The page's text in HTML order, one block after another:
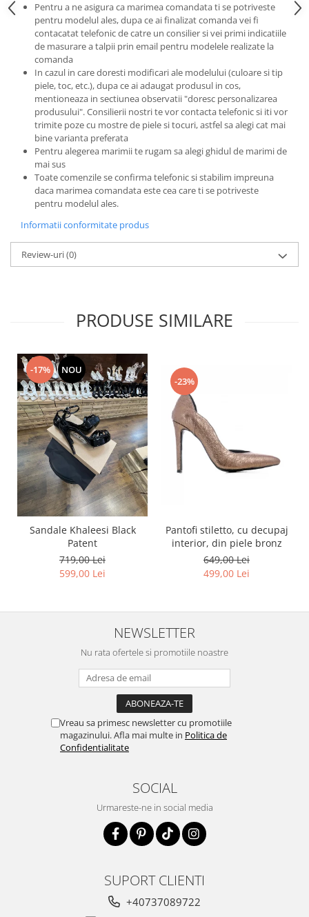
Pentru a ne asigura ca marimea comandata ti se potriveste
pentru modelul ales, dupa ce ai finalizat comanda vei fi
contacatat telefonic de catre un consilier si vei primi indicatiile
de masurare a talpii prin email pentru modelele realizate la
comanda
In cazul in care doresti modificari ale modelului (culoare si tip
piele, toc, etc.), dupa ce ai adaugat produsul in cos,
mentioneaza in sectiunea observatii "doresc personalizarea
produsului". Consilierii nostri te vor contacta telefonic si iti vor
trimite poze cu mostre de piele si tocuri, astfel sa alegi cat mai
bine varianta preferata
Pentru alegerea marimii te rugam sa alegi ghidul de marimi de
mai sus
Toate comenzile se confirma telefonic si stabilim impreuna
daca marimea comandata este cea care ti se potriveste
pentru modelul ales.
Informatii conformitate produs
Review-uri(0)
PRODUSE SIMILARE
-17% NOU
Sandale Khaleesi Black
Patent
719,00 Lei
599,00 Lei
-23%
Pantofi stiletto, cu decupaj
interior, din piele bronz
649,00 Lei
499,00 Lei
NEWSLETTER
Nu rata ofertele si promotiile noastre
Vreau sa primesc newsletter cu promotiile
magazinului. Afla mai multe in Politica de
Confidentialitate
SOCIAL
Urmareste-ne in social media
SUPORT CLIENTI
+40737089722